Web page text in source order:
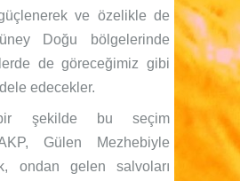
ve özelikle de
Doğu bölgelerinde
de göreceğimiz gibi
edecekler.
şekilde bu seçim
Gülen Mezhebiyle
ondan gelen salvoları